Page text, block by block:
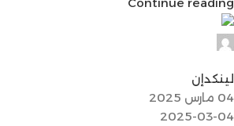
لينكدإن
04 مارس 2025
2025-03-04